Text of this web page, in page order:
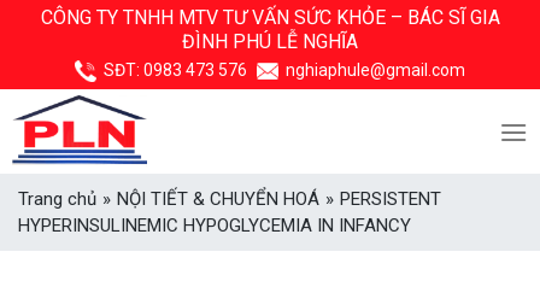
CÔNG TY TNHH MTV TƯ VẤN SỨC KHỎE – BÁC SĨ GIA
ĐÌNH PHÚ LỄ NGHĨA
SĐT: 0983 473 576 nghiaphule@gmail.com
Trang chủ » NỘI TIẾT & CHUYỂN HOÁ » PERSISTENT
HYPERINSULINEMIC HYPOGLYCEMIA IN INFANCY